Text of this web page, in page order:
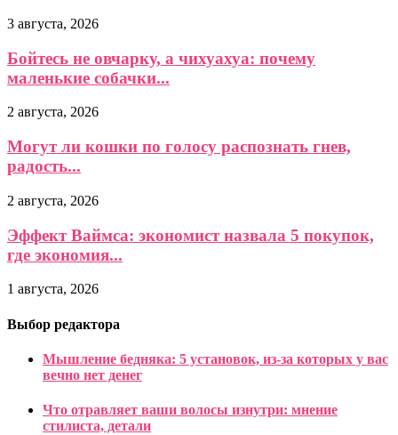
3 августа, 2026
Бойтесь не овчарку, а чихуахуа: почему
маленькие собачки...
2 августа, 2026
Могут ли кошки по голосу распознать гнев,
радость...
2 августа, 2026
Эффект Ваймса: экономист назвала 5 покупок,
где экономия...
1 августа, 2026
Выбор редактора
Мышление бедняка: 5 установок, из-за которых у вас
вечно нет денег
Что отравляет ваши волосы изнутри: мнение
стилиста, детали